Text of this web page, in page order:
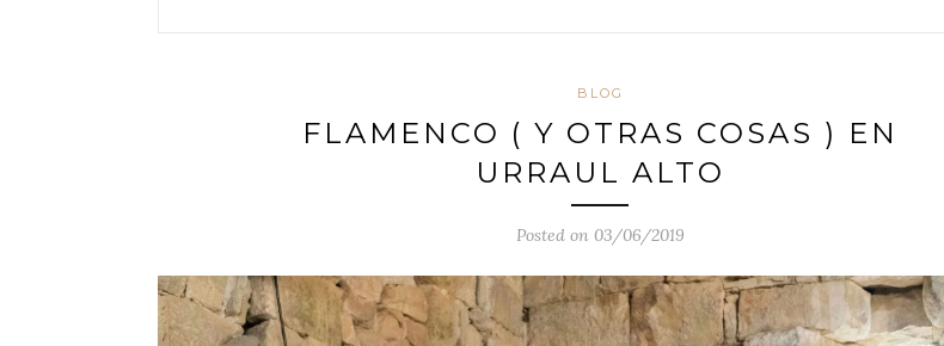
BLOG
FLAMENCO ( Y OTRAS COSAS ) EN
URRAUL ALTO
Posted on 03/06/2019